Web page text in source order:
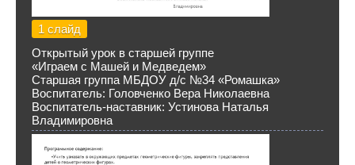
1 слайд
Открытый урок в старшей группе
«Играем с Машей и Медведем»
Старшая группа МБДОУ д/с №34 «Ромашка»
Воспитатель: Головченко Вера Николаевна
Воспитатель-наставник: Устинова Наталья
Владимировна